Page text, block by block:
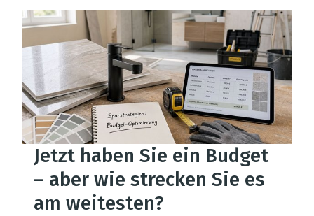
Jetzt haben Sie ein Budget
– aber wie strecken Sie es
am weitesten?